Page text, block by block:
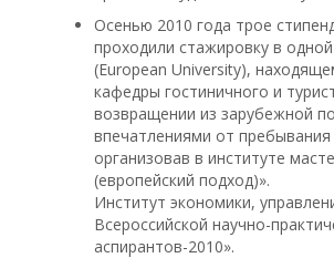
Осенью 2010 года трое
проходили стажировку в
(European University),
кафедры гостиничного и
возвращении из зарубежной
впечатлениями от
организовав в институте
(европейский подход)».
Институт экономики,
Всероссийской научно-
аспирантов-2010».